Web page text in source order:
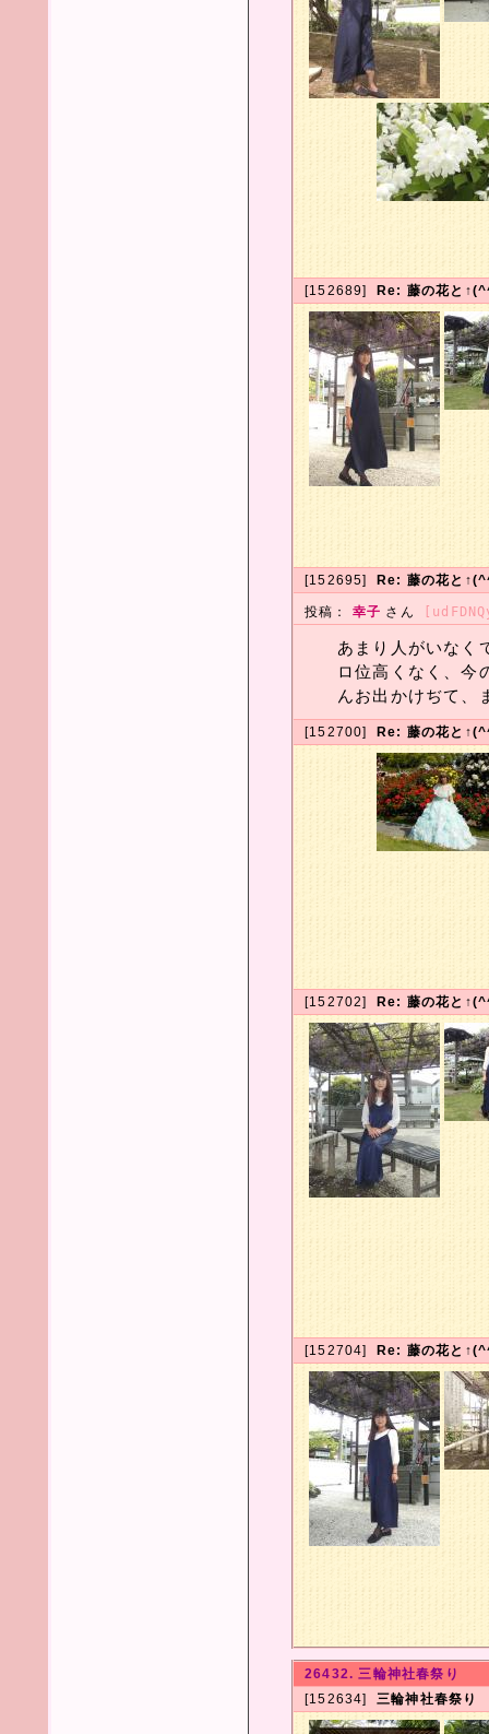
[152689] Re: 藤の花と
[152695] Re: 藤の花と
投稿： 幸子 さん
あまり人がいなく
ロ位高くなく、今
んお出かけぢて、
[152700] Re: 藤の花と
[152702] Re: 藤の花と
[152704] Re: 藤の花と
26432. 三輪神社春祭り
[152634] 三輪神社春祭り